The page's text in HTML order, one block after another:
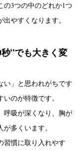
の3つの中のどれか1つ
やすくなります。
”でも大きく変
い」と思われがちです
のが特徴です。
呼吸が深くなり、胸が
多くいます。
習慣に取り入れやす